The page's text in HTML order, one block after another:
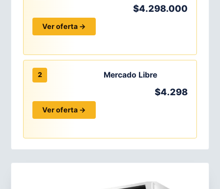
$4.298.000
Ver oferta →
2 Mercado Libre
$4.298
Ver oferta →